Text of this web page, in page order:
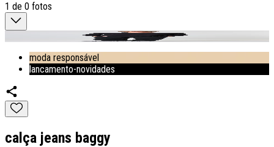
1 de 0 fotos
moda responsável
lancamento-novidades
calça jeans baggy